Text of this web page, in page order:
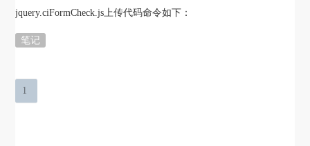
jquery.ciFormCheck.js上传代码命令如下：
笔记
1